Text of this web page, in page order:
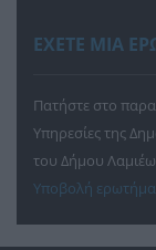
ΕΧΕΤΕ ΜΙΑ
Πατήστε στο
Υπηρεσίες της
του Δήμου
Υποβολή